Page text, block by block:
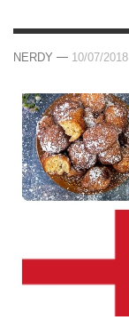
NERDY — 10/07/2018